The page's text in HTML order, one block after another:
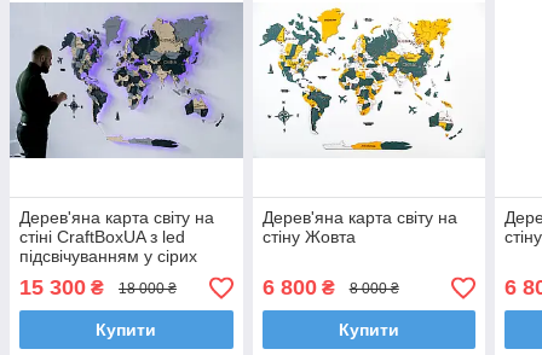
Дерев'яна карта світу на
стіні CraftBoxUA з led
підсвічуванням у сірих
тонах
15 300 ₴ 18 000 ₴
Купити
Дерев'яна карта світу на
стіну Жовта
6 800₴ 8 000 ₴
Купити
6